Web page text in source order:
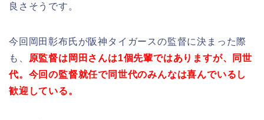
良さそうです。
今回岡田彰布氏が阪神タイガースの監督に決まった際
も、
原監督は岡田さんは1個先輩ではありますが、同世
代。今回の監督就任で同世代のみんなは喜んでいるし
歓迎している。